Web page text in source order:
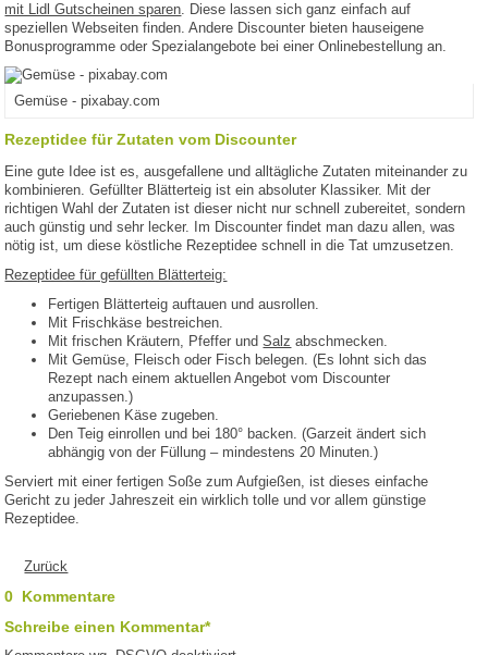
mit Lidl Gutscheinen sparen. Diese lassen sich ganz einfach auf
speziellen Webseiten finden. Andere Discounter bieten hauseigene
Bonusprogramme oder Spezialangebote bei einer Onlinebestellung an.
Gemüse - pixabay.com
Rezeptidee für Zutaten vom Discounter
Eine gute Idee ist es, ausgefallene und alltägliche Zutaten miteinander zu
kombinieren. Gefüllter Blätterteig ist ein absoluter Klassiker. Mit der
richtigen Wahl der Zutaten ist dieser nicht nur schnell zubereitet, sondern
auch günstig und sehr lecker. Im Discounter findet man dazu allen, was
nötig ist, um diese köstliche Rezeptidee schnell in die Tat umzusetzen.
Rezeptidee für gefüllten Blätterteig:
Fertigen Blätterteig auftauen und ausrollen.
Mit Frischkäse bestreichen.
Mit frischen Kräutern, Pfeffer undSalz abschmecken.
Mit Gemüse, Fleisch oder Fisch belegen. (Es lohnt sich das
Rezept nach einem aktuellen Angebot vom Discounter
anzupassen.)
Geriebenen Käse zugeben.
Den Teig einrollen und bei 180° backen. (Garzeit ändert sich
abhängig von der Füllung – mindestens 20 Minuten.)
Serviert mit einer fertigen Soße zum Aufgießen, ist dieses einfache
Gericht zu jeder Jahreszeit ein wirklich tolle und vor allem günstige
Rezeptidee.
Zurück
0 Kommentare
Schreibe einen Kommentar*